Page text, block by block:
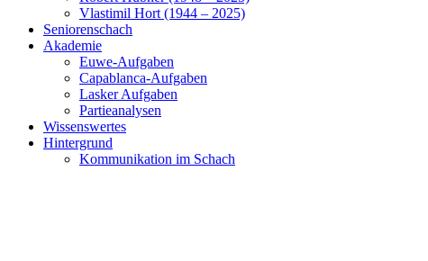
Vlastimil Hort (1944 – 2025)
Seniorenschach
Akademie
Euwe-Aufgaben
Capablanca-Aufgaben
Lasker Aufgaben
Partieanalysen
Wissenswertes
Hintergrund
Kommunikation im Schach